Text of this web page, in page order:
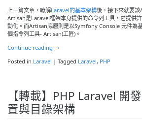
上一篇文章，瞭解Laravel的基本架構後，接下來就要談
Artisan是Laravel框架本身提供的命令列工具，它提供
動化。而Artisan底層則是以Symfony Console 元件為
個指令列工具- Artisan(工匠)。
Continue reading →
Posted in Laravel | Tagged Laravel, PHP
【轉載】PHP Laravel 開
置與目錄架構